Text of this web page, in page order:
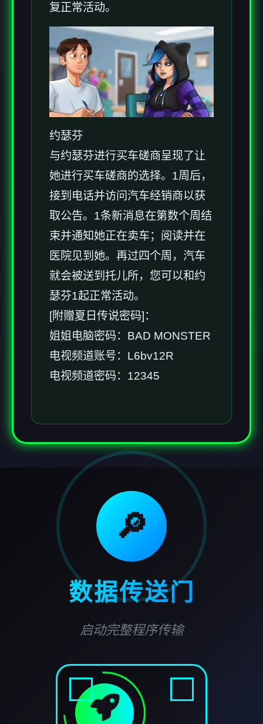
复正常活动。
约瑟芬
与约瑟芬进行买车磋商呈现了让
她进行买车磋商的选择。1周后，
接到电话并访问汽车经销商以获
取公告。1条新消息在第数个周结
束并通知她正在卖车；阅读并在
医院见到她。再过四个周，汽车
就会被送到托儿所，您可以和约
瑟芬1起正常活动。
[附赠夏日传说密码]：
姐姐电脑密码：BAD MONSTER
电视频道账号：L6bv12R
电视频道密码：12345
🔎
数据传送门
启动完整程序传输